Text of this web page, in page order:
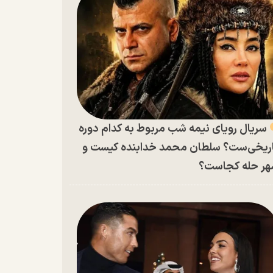
سریال رویای نیمه شب مربوط به کدام دوره
سلطان محمد خدابنده کیست و
حله کجاست؟